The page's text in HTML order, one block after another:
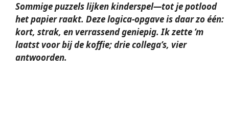
Sommige puzzels lijken kinderspel—tot je potlood
het papier raakt. Dezelogica-opgave is daar zo één:
kort, strak, en verrassend geniepig. Ik zette ’m
laatst voor bij de koffie; drie collega’s, vier
antwoorden.